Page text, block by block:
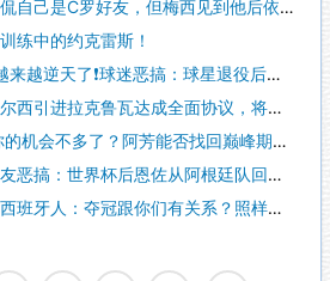
C罗好友，但梅西见到他后依然热情打招呼~
练中的约克雷斯！
越逆天了❗️球迷恶搞：球星退役后生活
进拉克鲁瓦达成全面协议，将签约至2032年
会不多了？阿芳能否找回巅峰期的状态？
：世界杯后恩佐从阿根廷队回到切尔西~
：夺冠跟你们有关系？照样月薪一万赚不到